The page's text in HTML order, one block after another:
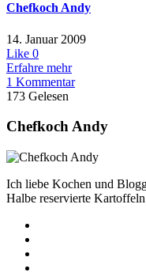
Chefkoch Andy
14. Januar 2009
Like 0
Erfahre mehr
1 Kommentar
173 Gelesen
Chefkoch Andy
Ich liebe Kochen und
Halbe reservierte